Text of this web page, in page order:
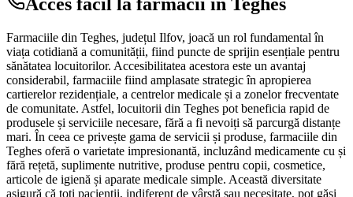
Acces facil la farmacii în Teghes
Farmaciile din Teghes, județul Ilfov, joacă un rol fundamental în
viața cotidiană a comunității, fiind puncte de sprijin esențiale pentru
sănătatea locuitorilor. Accesibilitatea acestora este un avantaj
considerabil, farmaciile fiind amplasate strategic în apropierea
cartierelor rezidențiale, a centrelor medicale și a zonelor frecventate
de comunitate. Astfel, locuitorii din Teghes pot beneficia rapid de
produsele și serviciile necesare, fără a fi nevoiți să parcurgă distanțe
mari. În ceea ce privește gama de servicii și produse, farmaciile din
Teghes oferă o varietate impresionantă, incluzând medicamente cu și
fără rețetă, suplimente nutritive, produse pentru copii, cosmetice,
articole de igienă și aparate medicale simple. Această diversitate
asigură că toți pacienții, indiferent de vârstă sau necesitate, pot găsi